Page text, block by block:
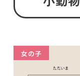
女の子